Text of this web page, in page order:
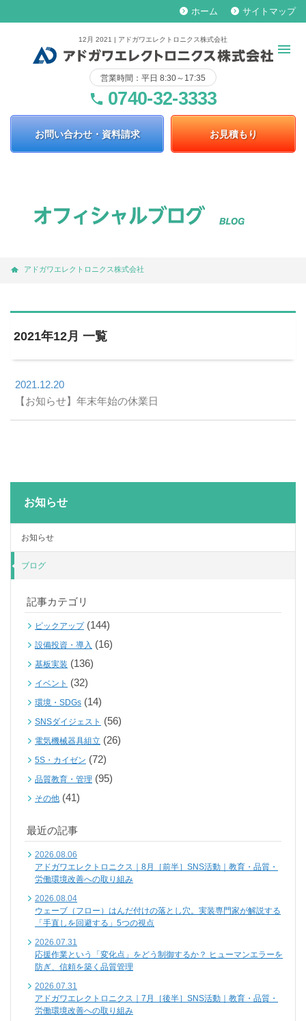
keyboard_arrow_right ホーム keyboard_arrow_right サイトマップ
12月 2021 | アドガワエレクトロニクス株式会社
営業時間：平日 8:30～17:35
phone 0740-32-3333
お問い合わせ・資料請求 お見積もり
アドガワエレクトロニクス株式会社
2021年12月 一覧
2021.12.20
【お知らせ】年末年始の休業日
お知らせ
お知らせ
ブログ
記事カテゴリ
ピックアップ(144)
設備投資・導入 (16)
基板実装 (136)
イベント (32)
環境・SDGs (14)
SNSダイジェスト (56)
電気機械器具組立 (26)
5S・カイゼン (72)
品質教育・管理 (95)
その他 (41)
最近の記事
2026.08.06
アドガワエレクトロニクス｜8月［前半］SNS活動｜教育・品質・
労働環境改善への取り組み
2026.08.04
ウェーブ（フロー）はんだ付けの落とし穴。実装専門家が解説する
「手直しを回避する」5つの視点
2026.07.31
応援作業という「変化点」をどう制御するか？ ヒューマンエラーを
防ぎ、信頼を築く品質管理
2026.07.31
アドガワエレクトロニクス｜7月［後半］SNS活動｜教育・品質・
労働環境改善への取り組み